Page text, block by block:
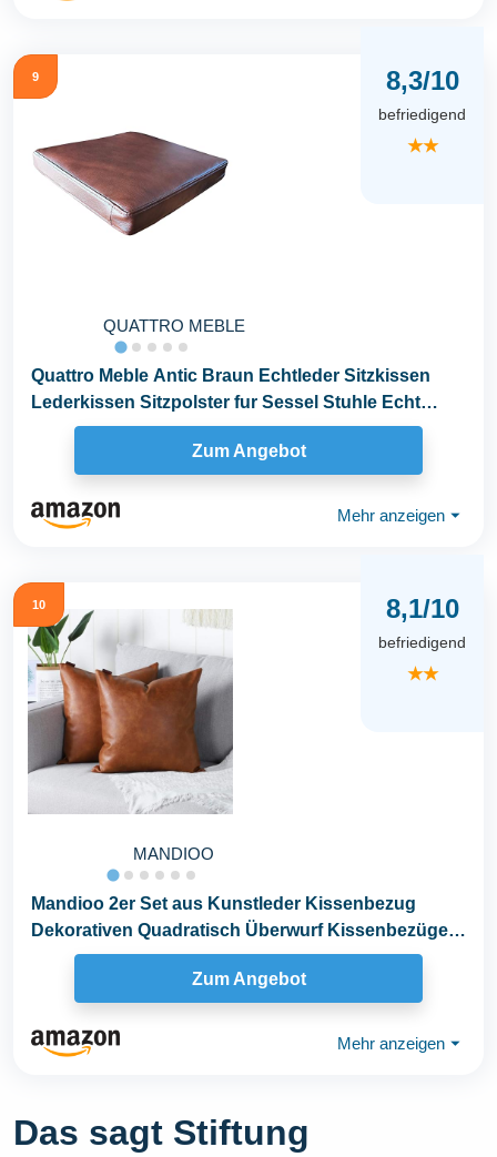
9
QUATTRO MEBLE
8,3/10
befriedigend
★★
Quattro Meble Antic Braun Echtleder Sitzkissen
Lederkissen Sitzpolster fur Sessel Stuhle Echt
Leder...
Zum Angebot
Mehr anzeigen ⏷
10
MANDIOO
8,1/10
befriedigend
★★
Mandioo 2er Set aus Kunstleder Kissenbezug
Dekorativen Quadratisch Überwurf Kissenbezüge
Kissen...
Zum Angebot
Mehr anzeigen ⏷
Das sagt Stiftung